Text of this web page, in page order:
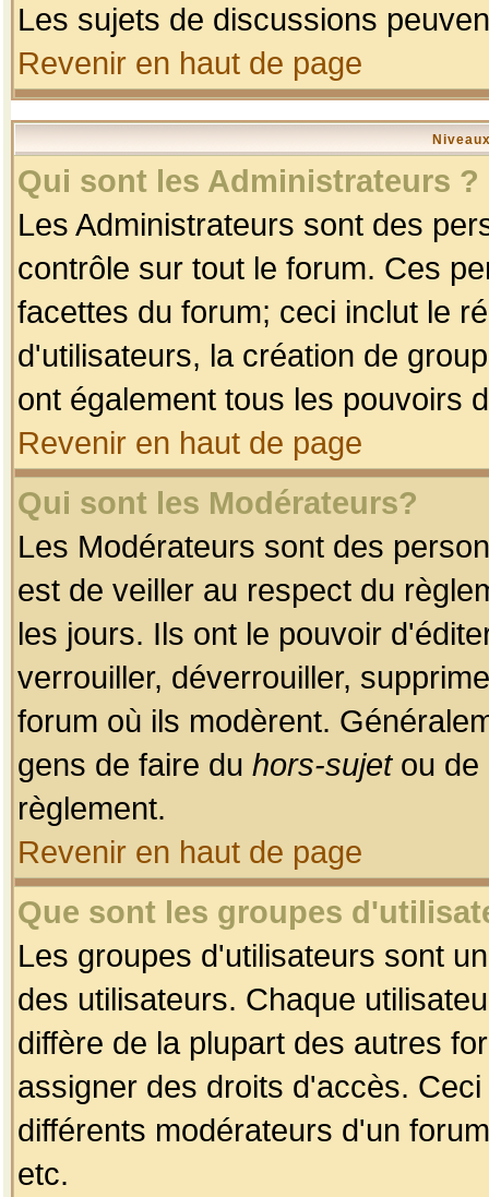
Les sujets de discussions
Revenir en haut de page
Qui sont les Administrateurs ?
Les Administrateurs sont des
contrôle sur tout le forum. Ces
facettes du forum; ceci inclut le
d'utilisateurs, la création de
ont également tous les pouvoirs
Revenir en haut de page
Qui sont les Modérateurs?
Les Modérateurs sont des
est de veiller au respect du
les jours. Ils ont le pouvoir
verrouiller, déverrouiller,
forum où ils modèrent.
gens de faire du hors-sujetou de
règlement.
Revenir en haut de page
Que sont les groupes
Les groupes d'utilisateurs sont
des utilisateurs. Chaque
diffère de la plupart des autres
assigner des droits d'accès.
différents modérateurs d'un
etc.